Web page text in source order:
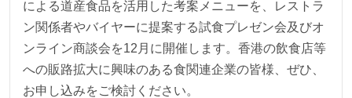
による道産食品を活用した考案メニューを、レストラ
ン関係者やバイヤーに提案する試食プレゼン会及びオ
ンライン商談会を12月に開催します。香港の飲食店等
への販路拡大に興味のある食関連企業の皆様、ぜひ、
お申し込みをご検討ください。